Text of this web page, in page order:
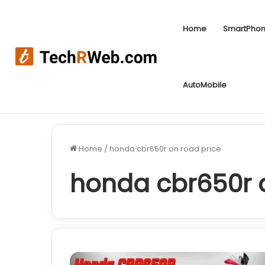
Home
AutoMobile
Home /honda cbr650r on road price
honda cbr650r